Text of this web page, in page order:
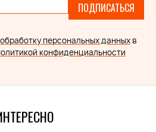
ПОДПИСАТЬСЯ
обработку персональных данных в
конфиденциальности